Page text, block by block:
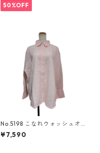
50%OFF
No.5198 こなれウォッシュオ
ーバーシャツ
¥7,590